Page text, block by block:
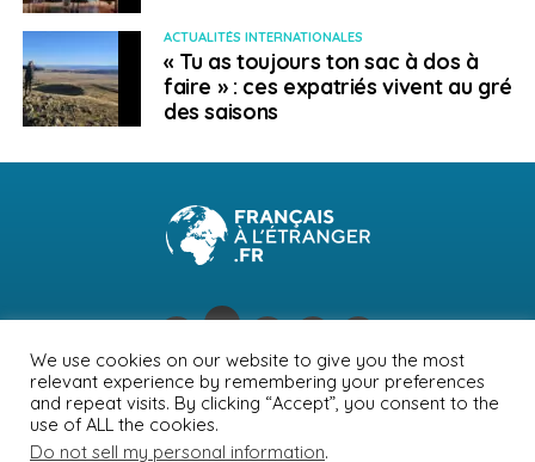
ACTUALITÉS INTERNATIONALES
« Tu as toujours ton sac à dos à
faire » : ces expatriés vivent au gré
des saisons
NEWSLETTER PUBLICITÉ CONTACTS
MENTIONS LÉGALES
POLITIQUE DE CONFIDENTIALITÉ
We use cookies on our website to give you the most
relevant experience by remembering your preferences
and repeat visits. By clicking “Accept”, you consent to the
use of ALL the cookies.
Do not sell my personal information.